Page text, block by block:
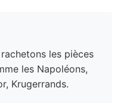
les pièces
les Napoléons,
Krugerrands.